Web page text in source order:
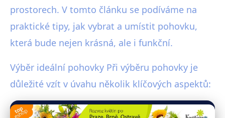
prostorech. V tomto článku se podíváme na
praktické tipy, jak vybrat a umístit pohovku,
která bude nejen krásná, ale i funkční.
Výběr ideální pohovky Při výběru pohovky je
důležité vzít v úvahu několik klíčových aspektů: